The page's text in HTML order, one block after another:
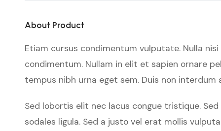
About Product
Etiam cursus condimentum vulputate. Nulla
condimentum. Nullam in elit et sapien ornare
tempus nibh urna eget sem. Duis non
Sed lobortis elit nec lacus congue tristique.
sodales ligula. Sed a justo vel erat mollis